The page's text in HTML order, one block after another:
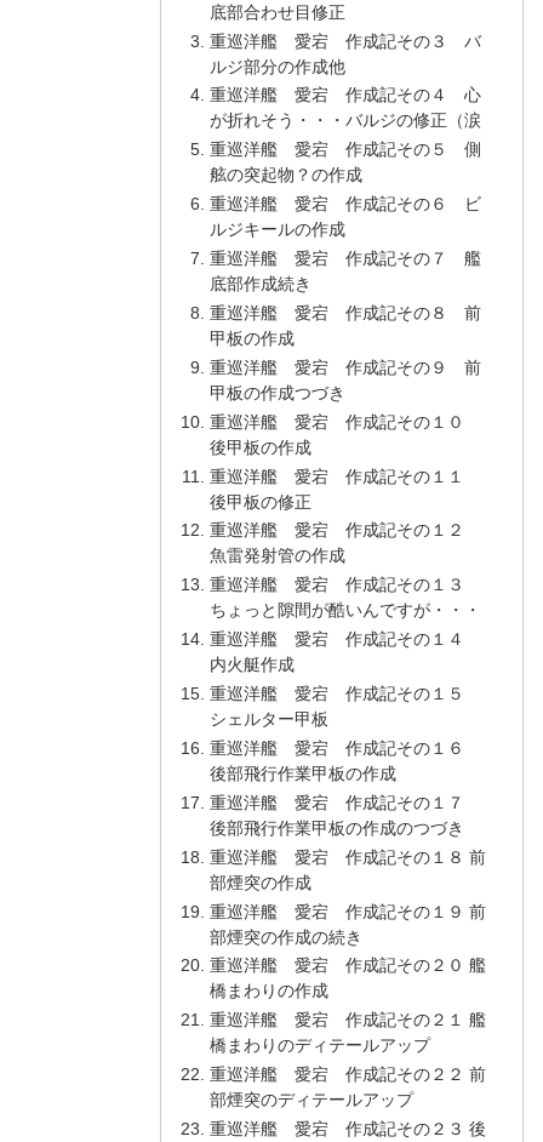
底部合わせ目修正
重巡洋艦 愛宕 作成記その３ バ
ルジ部分の作成他
重巡洋艦 愛宕 作成記その４ 心
が折れそう・・・バルジの修正（涙
重巡洋艦 愛宕 作成記その５ 側
舷の突起物？の作成
重巡洋艦 愛宕 作成記その６ ビ
ルジキールの作成
重巡洋艦 愛宕 作成記その７ 艦
底部作成続き
重巡洋艦 愛宕 作成記その８ 前
甲板の作成
重巡洋艦 愛宕 作成記その９ 前
甲板の作成つづき
重巡洋艦 愛宕 作成記その１０
後甲板の作成
重巡洋艦 愛宕 作成記その１１
後甲板の修正
重巡洋艦 愛宕 作成記その１２
魚雷発射管の作成
重巡洋艦 愛宕 作成記その１３
ちょっと隙間が酷いんですが・・・
重巡洋艦 愛宕 作成記その１４
内火艇作成
重巡洋艦 愛宕 作成記その１５
シェルター甲板
重巡洋艦 愛宕 作成記その１６
後部飛行作業甲板の作成
重巡洋艦 愛宕 作成記その１７
後部飛行作業甲板の作成のつづき
重巡洋艦 愛宕 作成記その１８ 前
部煙突の作成
重巡洋艦 愛宕 作成記その１９ 前
部煙突の作成の続き
重巡洋艦 愛宕 作成記その２０ 艦
橋まわりの作成
重巡洋艦 愛宕 作成記その２１ 艦
橋まわりのディテールアップ
重巡洋艦 愛宕 作成記その２２ 前
部煙突のディテールアップ
重巡洋艦 愛宕 作成記その２３ 後